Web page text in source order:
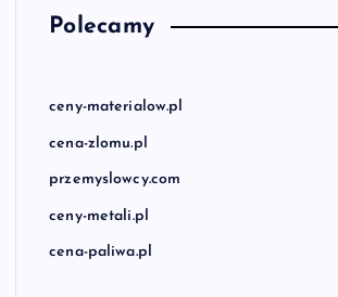
Polecamy
ceny-materialow.pl
cena-zlomu.pl
przemyslowcy.com
ceny-metali.pl
cena-paliwa.pl